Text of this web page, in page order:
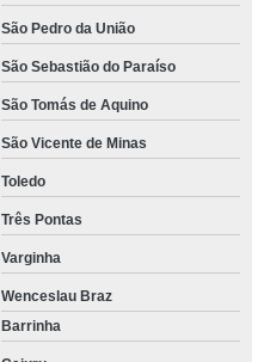
São Pedro da União
São Sebastião do Paraíso
São Tomás de Aquino
São Vicente de Minas
Toledo
Três Pontas
Varginha
Wenceslau Braz
Barrinha